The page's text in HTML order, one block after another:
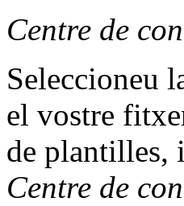
Centre de
Seleccioneu
el vostre
de plantilles,
Centre de